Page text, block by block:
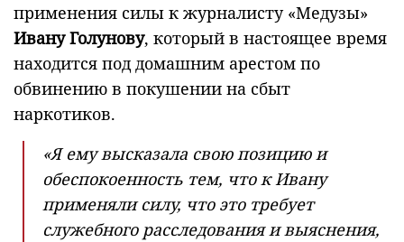
применения силы к журналисту «Медузы»
Ивану Голунову, который в настоящее время
находится под домашним арестом по
обвинению в покушении на сбыт
наркотиков.
«Я ему высказала свою позицию и
обеспокоенность тем, что к Ивану
применяли силу, что это требует
служебного расследования и выяснения,